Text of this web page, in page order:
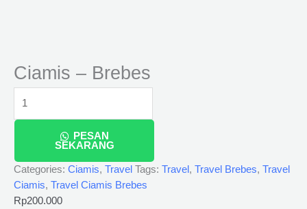
Ciamis – Brebes
PESAN
SEKARANG
Categories: Ciamis, Travel Tags: Travel , Travel Brebes, Travel
Ciamis, Travel Ciamis Brebes
Rp200.000